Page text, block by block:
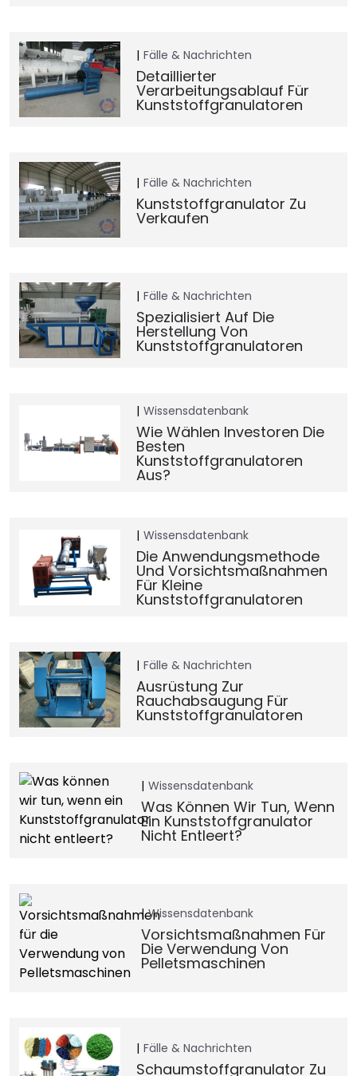
Fälle & Nachrichten
Detaillierter
Verarbeitungsablauf Für
Kunststoffgranulatoren
Fälle & Nachrichten
Kunststoffgranulator Zu
Verkaufen
Fälle & Nachrichten
Spezialisiert Auf Die
Herstellung Von
Kunststoffgranulatoren
Wissensdatenbank
Wie Wählen Investoren Die
Besten
Kunststoffgranulatoren
Aus?
Wissensdatenbank
Die Anwendungsmethode
Und Vorsichtsmaßnahmen
Für Kleine
Kunststoffgranulatoren
Fälle & Nachrichten
Ausrüstung Zur
Rauchabsaugung Für
Kunststoffgranulatoren
Wissensdatenbank
Was Können Wir Tun, Wenn
Ein Kunststoffgranulator
Nicht Entleert?
Wissensdatenbank
Vorsichtsmaßnahmen Für
Die Verwendung Von
Pelletsmaschinen
Fälle & Nachrichten
Schaumstoffgranulator Zu